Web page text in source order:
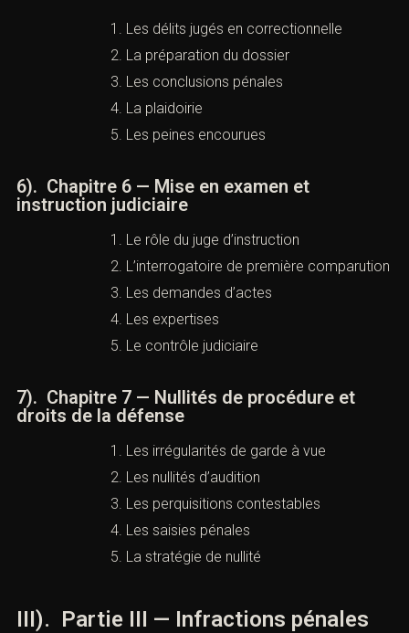
Les délits jugés en correctionnelle
La préparation du dossier
Les conclusions pénales
La plaidoirie
6). Chapitre 6 — Mise en examen et
instruction judiciaire
Le rôle du juge d’instruction
L’interrogatoire de première
comparution
Les demandes d’actes
Le contrôle judiciaire
7). Chapitre 7 — Nullités de procédure et
droits de la défense
Les irrégularités de garde à vue
Les nullités d’audition
Les perquisitions contestables
La stratégie de nullité